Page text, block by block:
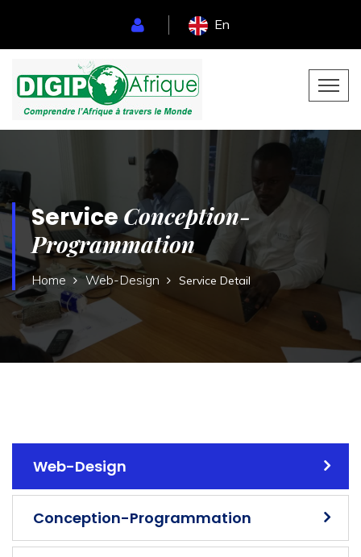
En
ServiceConception-
Programmation
Home Web-Design Service Detail
Web-Design
Conception-Programmation